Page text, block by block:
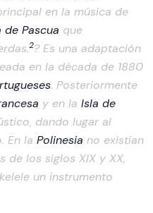
en la música de
de Pascua que
2? Es una adaptación
en la década de 1880
. Posteriormente
y en la Isla de
dando lugar al
En la Polinesia no existían
de los siglos XIX y XX,
un instrumento